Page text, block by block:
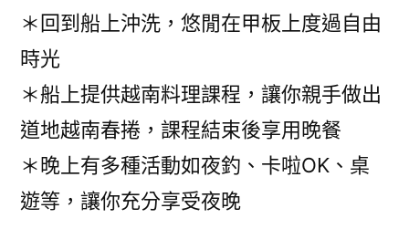
＊回到船上沖洗，悠閒在甲板上度過自由
時光
＊船上提供越南料理課程，讓你親手做出
道地越南春捲，課程結束後享用晚餐
＊晚上有多種活動如夜釣、卡啦OK、桌
遊等，讓你充分享受夜晚